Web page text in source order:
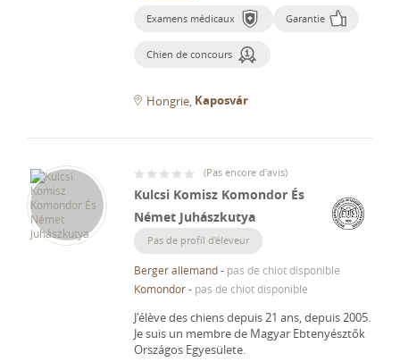
Examens médicaux Garantie
Chien de concours
Hongrie Kaposvár
(Pas encore d'avis)
Kulcsi Komisz Komondor És
Német Juhászkutya
Pas de profil d'éleveur
Berger allemand- pas de chiot disponible
Komondor- pas de chiot disponible
J'élève des chiens depuis 21 ans, depuis 2005.
Je suis un membre de Magyar Ebtenyésztők
Országos Egyesülete.